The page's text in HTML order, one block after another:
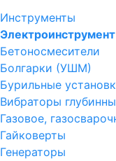
Инструменты
Электроинструмент
Бетоносмесители
Болгарки (УШМ)
Бурильные
Вибраторы
Газовое,
Гайковерты
Генераторы